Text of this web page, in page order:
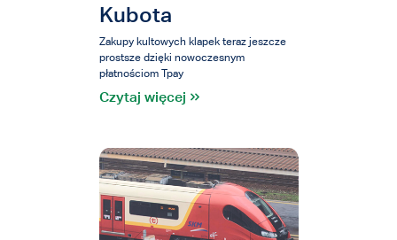
Kubota
Zakupy kultowych klapek teraz jeszcze
prostsze dzięki nowoczesnym
płatnościom Tpay
Czytaj więcej